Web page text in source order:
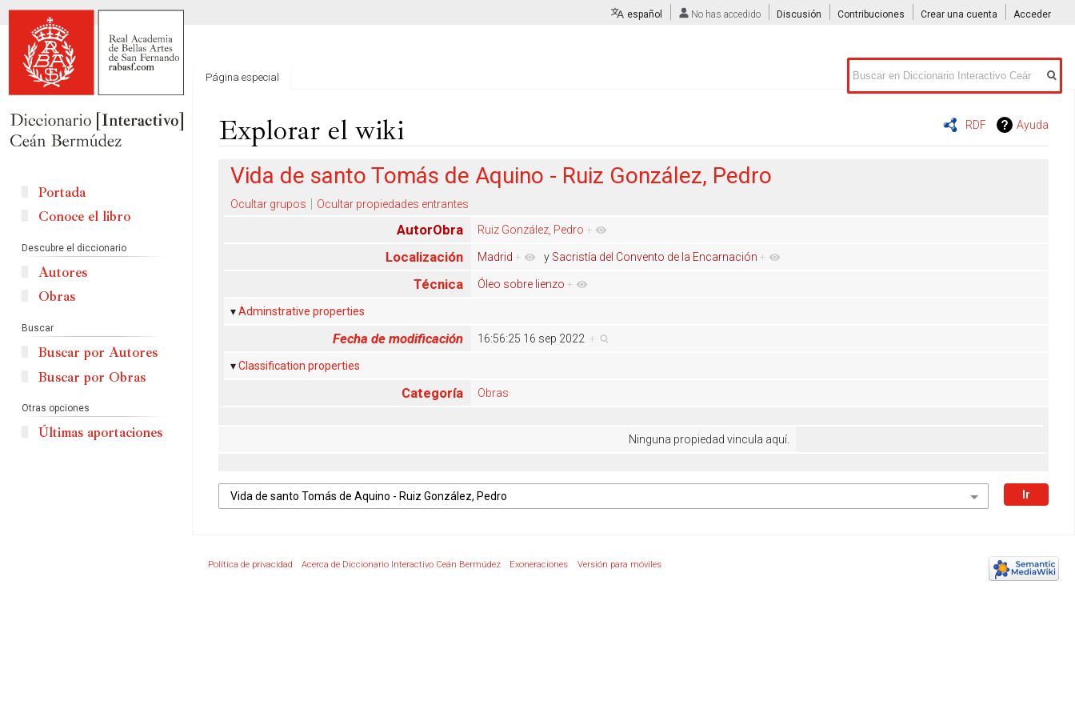
RDF Ayuda
Explorar el wiki
Vida de santo Tomás de Aquino - Ruiz González, Pedro
Ocultar grupos Ocultar propiedades entrantes
AutorObra Ruiz González, Pedro +
Localización Madrid + y Sacristía del Convento de la Encarnación +
Técnica Óleo sobre lienzo +
Adminstrative properties
Fecha de modificación 16:56:25 16 sep 2022+
Classification properties
Categoría Obras
Ninguna propiedad vincula aquí.
español No has accedido Discusión Contribuciones Crear una cuenta Acceder
Página especial
Buscar
Portada
Conoce el libro
Descubre el diccionario
Autores
Obras
Buscar
Buscar por Autores
Buscar por Obras
Otras opciones
Últimas aportaciones
Política de privacidad Acerca de Diccionario Interactivo Ceán Bermúdez Exoneraciones Versión para móviles